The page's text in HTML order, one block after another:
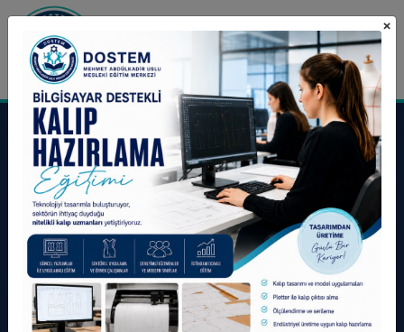
Eğitim Başvuru Formu
×